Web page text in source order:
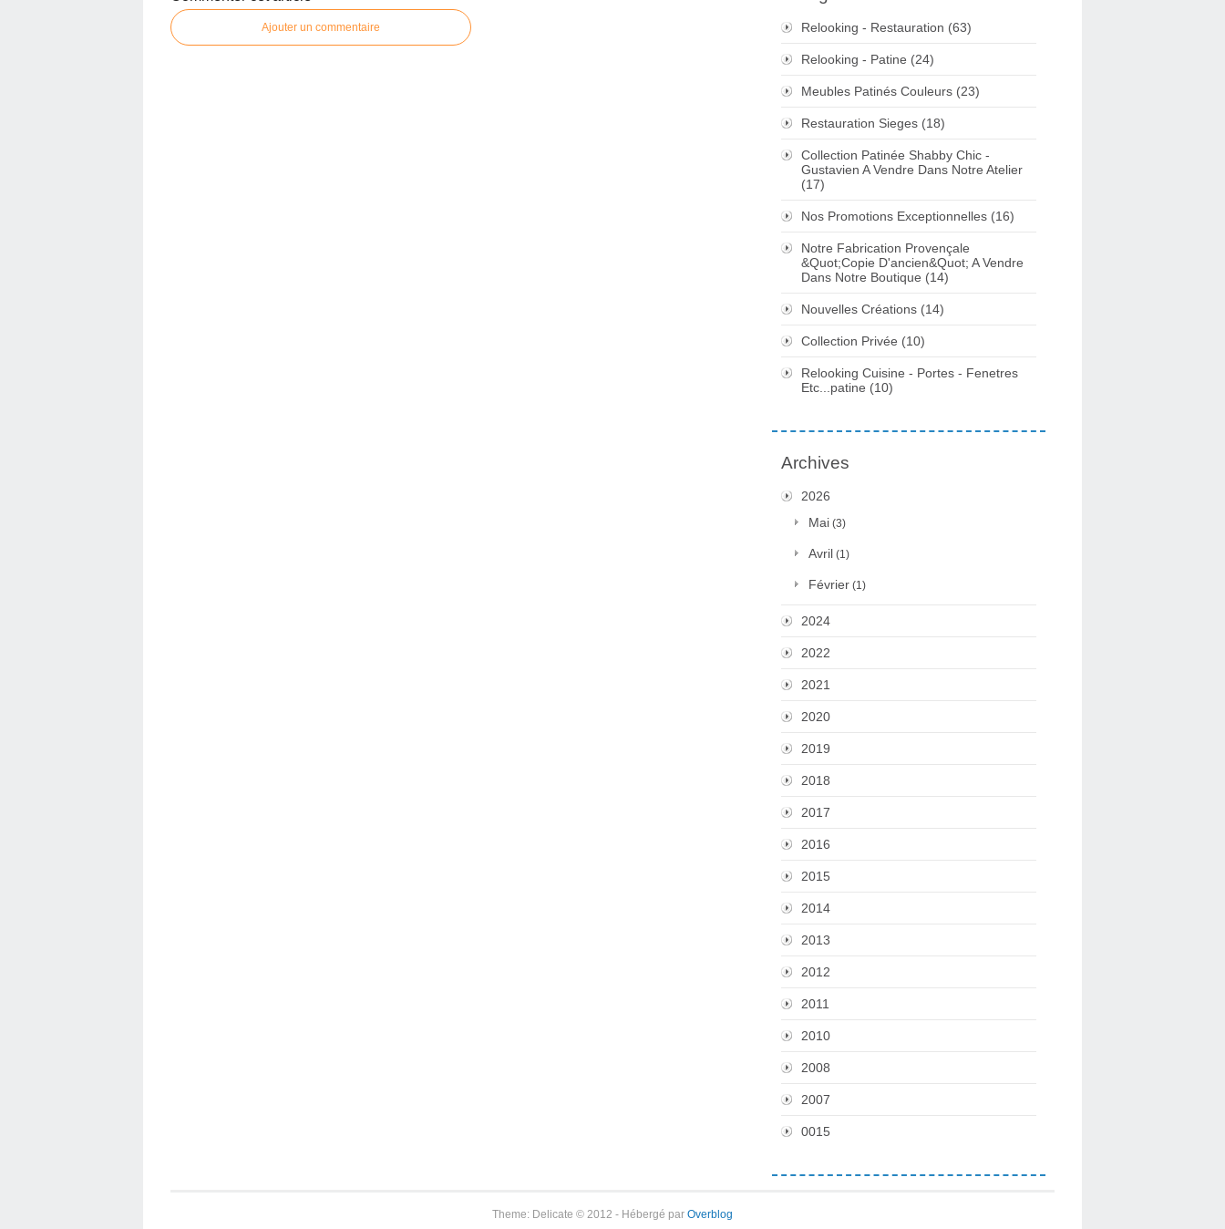
Ajouter un commentaire Relooking - Restauration (63)
Relooking - Patine (24)
Meubles Patinés Couleurs (23)
Restauration Sieges (18)
Collection Patinée Shabby Chic -
Gustavien A Vendre Dans Notre Atelier
(17)
Nos Promotions Exceptionnelles (16)
Notre Fabrication Provençale
&Quot;Copie D'ancien&Quot; A Vendre
Dans Notre Boutique (14)
Nouvelles Créations (14)
Collection Privée (10)
Relooking Cuisine - Portes - Fenetres
Etc...patine (10)
Archives
2026
Mai (3)
Avril (1)
Février (1)
2024
2022
2021
2020
2019
2018
2017
2016
2015
2014
2013
2012
2011
2010
2008
2007
0015
Theme: Delicate © 2012 - Hébergé par Overblog